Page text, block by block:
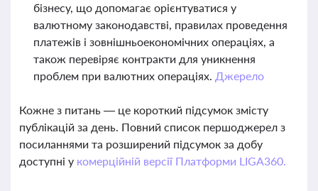
бізнесу, що допомагає орієнтуватися у
валютному законодавстві, правилах проведення
платежів і зовнішньоекономічних операціях, а
також перевіряє контракти для уникнення
проблем при валютних операціях. Джерело
Кожне з питань — це короткий підсумок змісту
публікацій за день. Повний список першоджерел з
посиланнями та розширений підсумок за добу
доступні у комерційній версії Платформи LIGA360.